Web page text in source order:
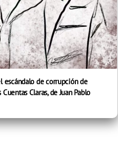
escándalo de corrupción de
Claras, de Juan Pablo